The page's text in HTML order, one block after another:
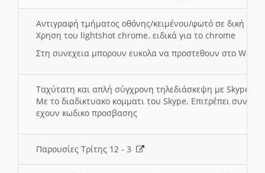
Αντιγραφή τμήματος οθόνης/κειμένου/φωτό σε δική
Χρηση του lightshot chrome. ειδικά για το chrome
Στη συνεχεια μπορουν ευκολα να προστεθουν στο Word
Ταχύτατη και απλή σύγχρονη τηλεδιάσκεψη με Skype
Με το διαδικτυακο κομματι του Skype. Επιτρέπει
εχουν κωδικο προσβασης
Παρουσίες Τρίτης 12 - 3